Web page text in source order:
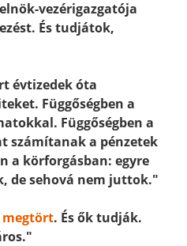
vezérigazgatója
És tudjátok,
évtizedek óta
Függőségben a
Függőségben a
számítanak a pénzetek
a körforgásban: egyre
de sehová nem juttok."
megtört. És ők tudják.